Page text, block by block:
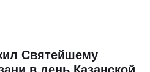
Святейшему